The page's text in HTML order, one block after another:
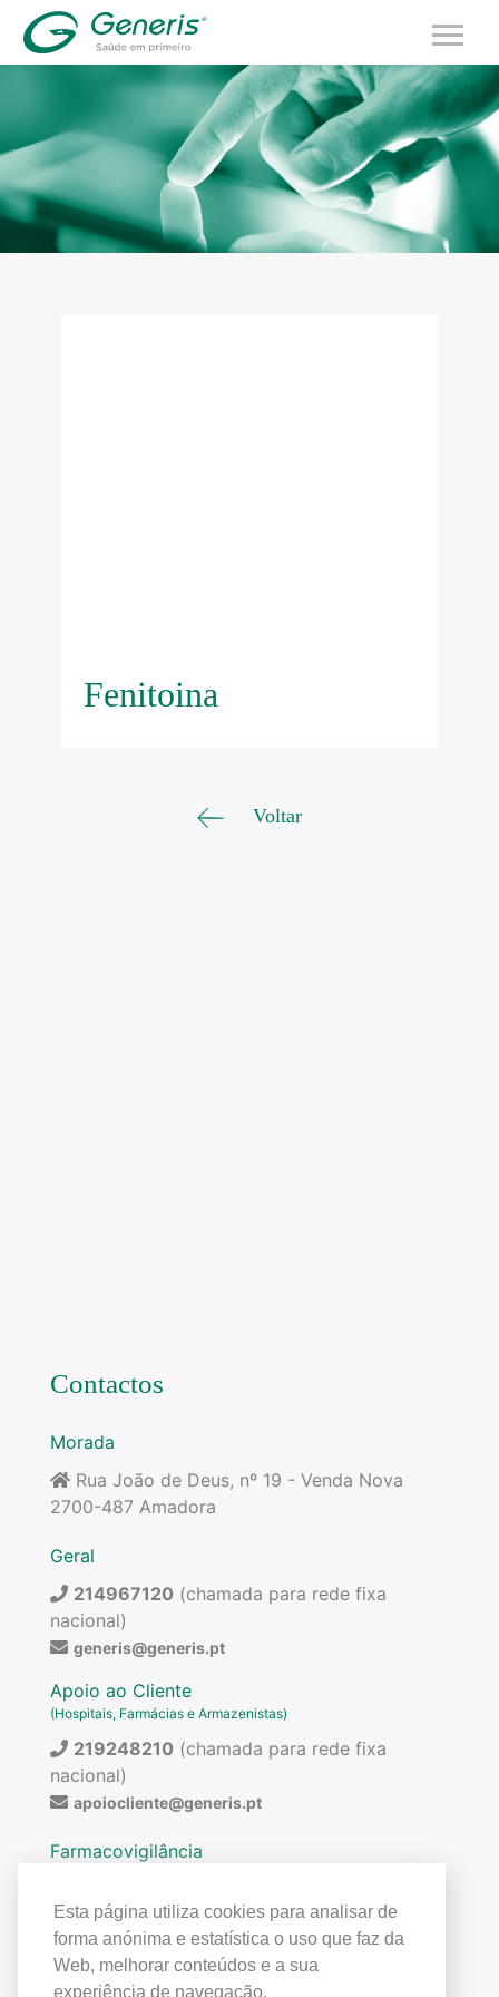
Esta página utiliza cookies para analisar de
forma anónima e estatística o uso que faz da
Web, melhorar conteúdos e a sua
experiência de navegação.
Fenitoina
Voltar
Contactos
Morada
Rua João de Deus, nº 19 - Venda Nova
2700-487 Amadora
Geral
214967120 (chamada para rede fixa
nacional)
generis@generis.pt
Apoio ao Cliente
(Hospitais, Farmácias e Armazenistas)
219248210 (chamada para rede fixa
nacional)
apoiocliente@generis.pt
Farmacovigilância
medicamentos ou para qualquer assunto relacionado
com farmacovigilância (ex: reações adversas)
contactar:
219849300(chamada para rede fixa